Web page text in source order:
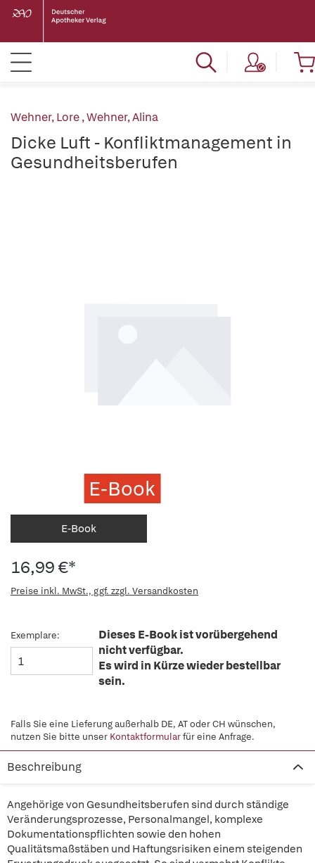
Wehner, Lore,Wehner, Alina
Dicke Luft - Konfliktmanagement in
Gesundheitsberufen
E-Book
E-Book
16,99 €*
Preise inkl. MwSt., ggf. zzgl. Versandkosten
Exemplare:
Dieses E-Book ist vorübergehend
nicht verfügbar.
Es wird in Kürze wieder bestellbar
sein.
Falls Sie eine Lieferung außerhalb DE, AT oder CH wünschen,
nutzen Sie bitte unser Kontaktformularfür eine Anfrage.
Beschreibung
Angehörige von Gesundheitsberufen sind durch ständige
Veränderungsprozesse, Personalmangel, komplexe
Dokumentationspflichten sowie den hohen
Qualitätsmaßstäben und Haftungsrisiken einem steigenden